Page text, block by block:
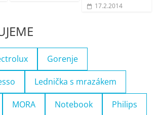
17.2.2014
Gorenje
Lednička s mrazákem
MORA Notebook Philips